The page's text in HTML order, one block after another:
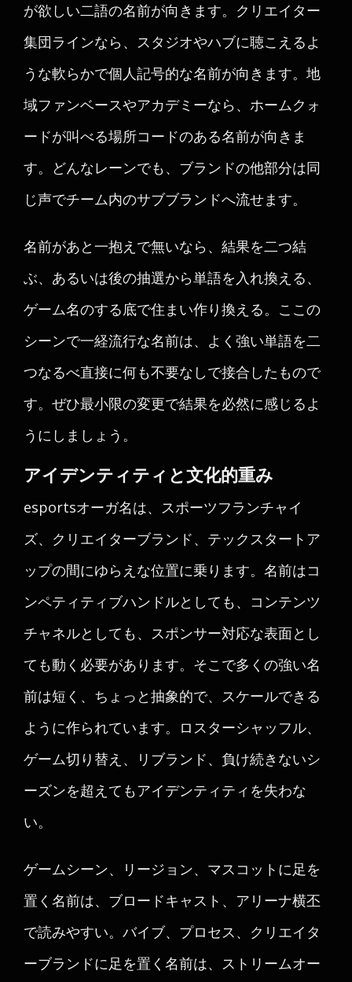
が欲しい二語の名前が向きます。クリエイター
集団ラインなら、スタジオやハブに聴こえるよ
うな軟らかで個人記号的な名前が向きます。地
域ファンベースやアカデミーなら、ホームクォ
ードが叫べる場所コードのある名前が向きま
す。どんなレーンでも、ブランドの他部分は同
じ声でチーム内のサブブランドへ流せます。
名前があと一抱えで無いなら、結果を二つ結
ぶ、あるいは後の抽選から単語を入れ換える、
ゲーム名のする底で住まい作り換える。ここの
シーンで一経流行な名前は、よく強い単語を二
つなるべ直接に何も不要なしで接合したもので
す。ぜひ最小限の変更で結果を必然に感じるよ
うにしましょう。
アイデンティティと文化的重み
esportsオーガ名は、スポーツフランチャイ
ズ、クリエイターブランド、テックスタートア
ップの間にゆらえな位置に乗ります。名前はコ
ンペティティブハンドルとしても、コンテンツ
チャネルとしても、スポンサー対応な表面とし
ても動く必要があります。そこで多くの強い名
前は短く、ちょっと抽象的で、スケールできる
ように作られています。ロスターシャッフル、
ゲーム切り替え、リブランド、負け続きないシ
ーズンを超えてもアイデンティティを失わな
い。
ゲームシーン、リージョン、マスコットに足を
置く名前は、ブロードキャスト、アリーナ横丕
で読みやすい。バイブ、プロセス、クリエイタ
ーブランドに足を置く名前は、ストリームオー